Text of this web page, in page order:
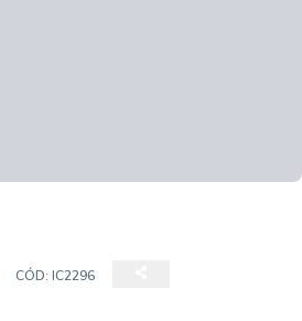
CÓD: IC2296